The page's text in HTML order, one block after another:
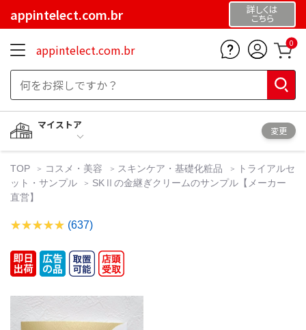
appintelect.com.br 詳しくは
こちら
appintelect.com.br 0
マイストア
変更
TOP コスメ・美容 スキンケア・基礎化粧品
トライアルセ
ット・サンプル
SKⅡの金継ぎクリームのサンプル【メーカー
直営】
(637)